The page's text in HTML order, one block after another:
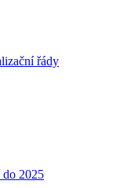
řády
2025